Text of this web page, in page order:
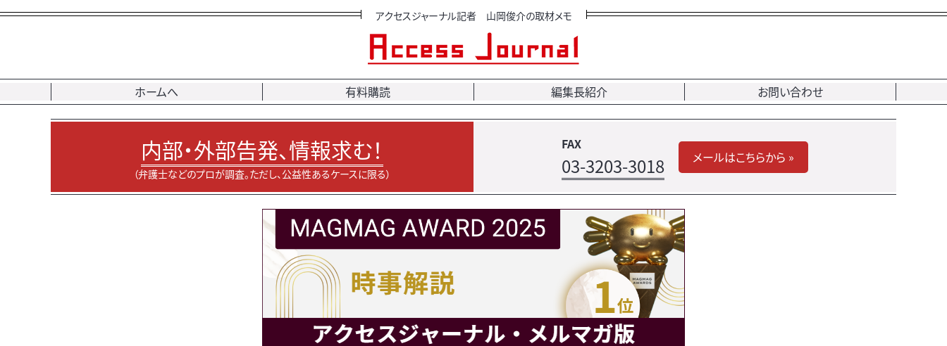
アクセスジャーナル記者 山岡俊介の取材メモ
ホームへ 有料購読 編集長紹介 お問い合わせ
内部・外部告発、情報求む！
（弁護士などのプロが調査。ただし、公益性あるケースに限る）
FAX
03-3203-3018 メールはこちらから »